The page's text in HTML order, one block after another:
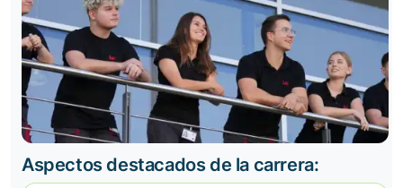
Aspectos destacados de la carrera: